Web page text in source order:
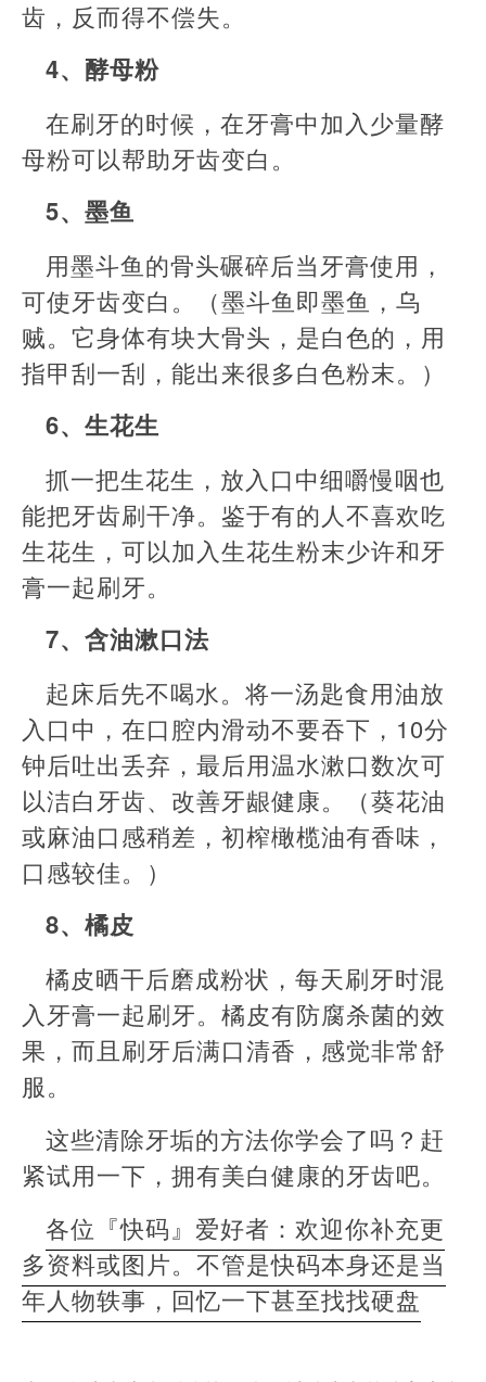
齿，反而得不偿失。
4、酵母粉
在刷牙的时候，在牙膏中加入少量酵
母粉可以帮助牙齿变白。
5、墨鱼
用墨斗鱼的骨头碾碎后当牙膏使用，
可使牙齿变白。（墨斗鱼即墨鱼，乌
贼。它身体有块大骨头，是白色的，用
指甲刮一刮，能出来很多白色粉末。）
6、生花生
抓一把生花生，放入口中细嚼慢咽也
能把牙齿刷干净。鉴于有的人不喜欢吃
生花生，可以加入生花生粉末少许和牙
膏一起刷牙。
7、含油漱口法
起床后先不喝水。将一汤匙食用油放
入口中，在口腔内滑动不要吞下，10分
钟后吐出丢弃，最后用温水漱口数次可
以洁白牙齿、改善牙龈健康。（葵花油
或麻油口感稍差，初榨橄榄油有香味，
口感较佳。）
8、橘皮
橘皮晒干后磨成粉状，每天刷牙时混
入牙膏一起刷牙。橘皮有防腐杀菌的效
果，而且刷牙后满口清香，感觉非常舒
服。
这些清除牙垢的方法你学会了吗？赶
紧试用一下，拥有美白健康的牙齿吧。
各位『快码』爱好者：欢迎你补充更
多资料或图片。不管是快码本身还是当
年人物轶事，回忆一下甚至找找硬盘